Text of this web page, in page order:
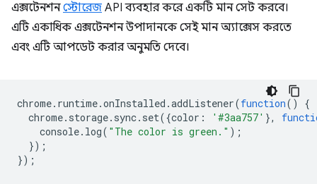
এক্সটেনশনস্টোরেজ API ব্যবহার করে একটি মান সেট করবে।
এটি একাধিক এক্সটেনশন উপাদানকে সেই মান অ্যাক্সেস করতে
এবং এটি আপডেট করার অনুমতি দেবে।
chrome. runtime.onInstalled .addListener(function()
{
chrome. storage. sync. set({color : '#3aa757' },
console. log( "The color is green." );
});
});